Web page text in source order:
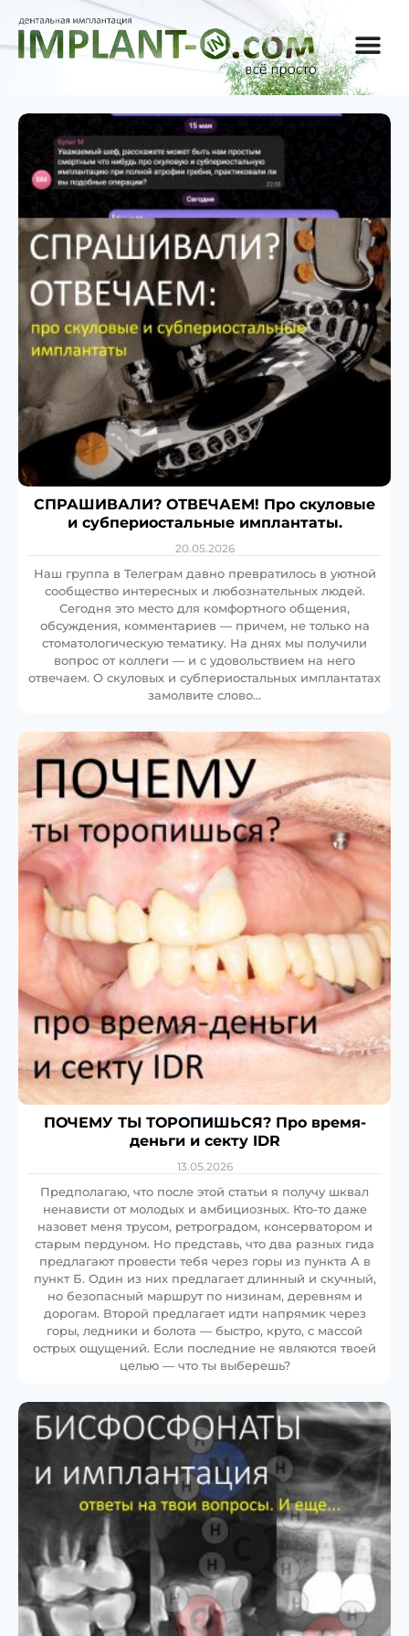
СПРАШИВАЛИ? ОТВЕЧАЕМ! Про скуловые
и субпериостальные имплантаты.
20.05.2026
Наш группа в Телеграм давно превратилось в уютной
сообщество интересных и любознательных людей.
Сегодня это место для комфортного общения,
обсуждения, комментариев — причем, не только на
стоматологическую тематику. На днях мы получили
вопрос от коллеги — и с удовольствием на него
отвечаем. О скуловых и субпериостальных имплантатах
замолвите слово…
ПОЧЕМУ ТЫ ТОРОПИШЬСЯ? Про время-
деньги и секту IDR
13.05.2026
Предполагаю, что после этой статьи я получу шквал
ненависти от молодых и амбициозных. Кто-то даже
назовет меня трусом, ретроградом, консерватором и
старым пердуном. Но представь, что два разных гида
предлагают провести тебя через горы из пункта А в
пункт Б. Один из них предлагает длинный и скучный,
но безопасный маршрут по низинам, деревням и
дорогам. Второй предлагает идти напрямик через
горы, ледники и болота — быстро, круто, с массой
острых ощущений. Если последние не являются твоей
целью — что ты выберешь?